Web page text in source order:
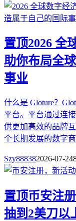
置顶2026 全
助你布局全
事业
什么是 Gloture？
平台。平台通过连
供更加高效的品牌
个长期发展的数字
Szy888382026-07-24
置顶币安注
抽到2美刀以